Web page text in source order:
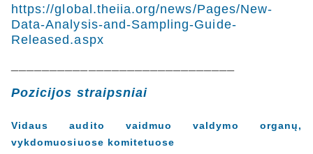
https://global.theiia.org/news/Pages/New-
Data-Analysis-and-Sampling-Guide-
Released.aspx
Pozicijos straipsniai
Vidaus audito vaidmuo valdymo organų,
vykdomuosiuose komitetuose